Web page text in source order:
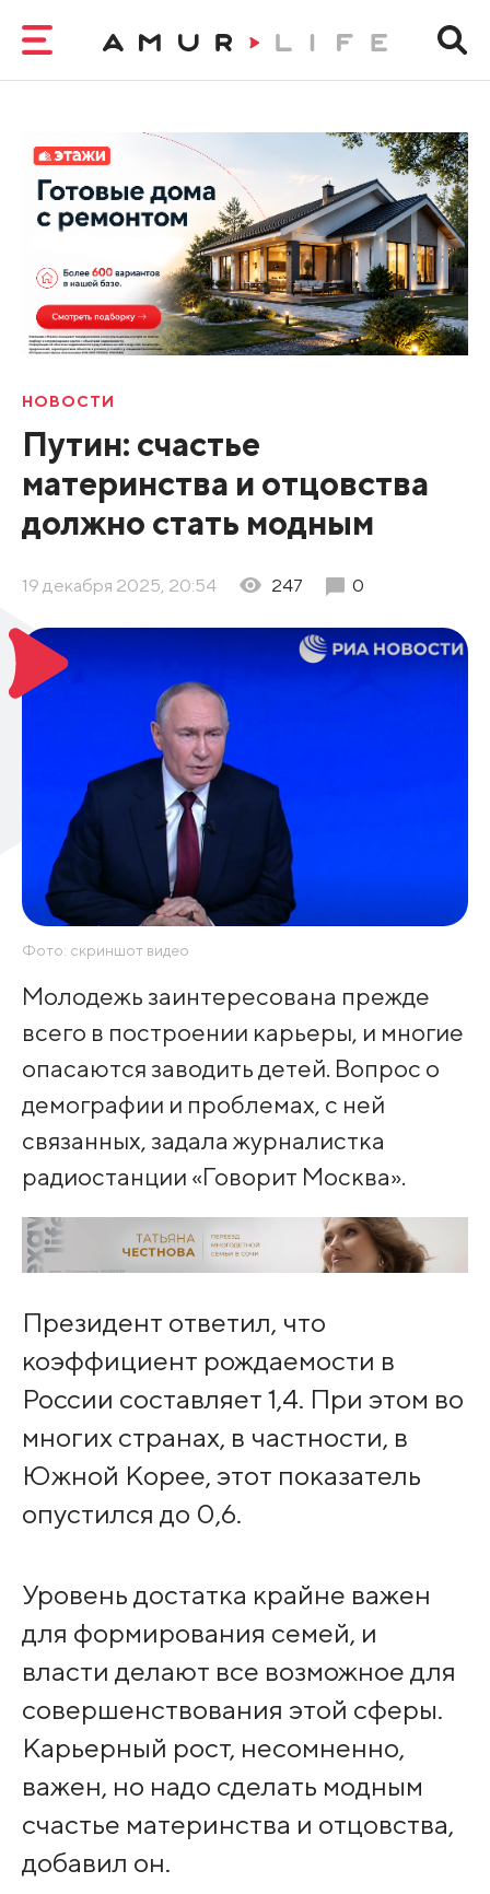
НОВОСТИ
Путин: счастье
материнства и отцовства
должно стать модным
19 декабря 2025, 20:54 247 0
Фото: скриншот видео
Молодежь заинтересована прежде
всего в построении карьеры, и многие
опасаются заводить детей. Вопрос о
демографии и проблемах, с ней
связанных, задала журналистка
радиостанции «Говорит Москва».
Президент ответил, что
коэффициент рождаемости в
России составляет 1,4. При этом во
многих странах, в частности, в
Южной Корее, этот показатель
опустился до 0,6.
Уровень достатка крайне важен
для формирования семей, и
власти делают все возможное для
совершенствования этой сферы.
Карьерный рост, несомненно,
важен, но надо сделать модным
счастье материнства и отцовства,
добавил он.